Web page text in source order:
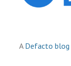
A Defacto blog